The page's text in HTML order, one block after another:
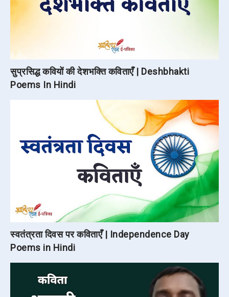
सुप्रसिद्ध कवियों की देशभक्ति कविताएँ | Deshbhakti
Poems In Hindi
स्वतंत्रता दिवस पर कविताएँ | Independence Day
Poems in Hindi